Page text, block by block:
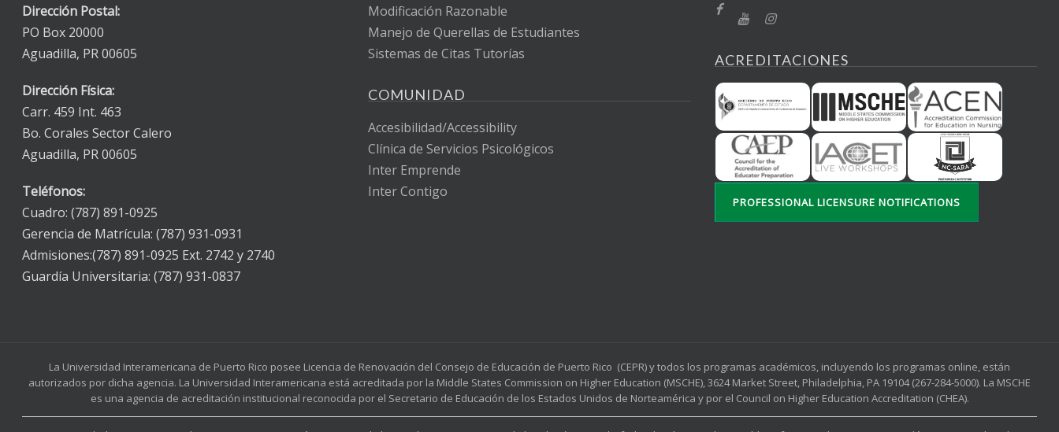
Dirección Postal:
PO Box 20000
Aguadilla, PR 00605
Dirección Física:
Carr. 459 Int. 463
Bo. Corales Sector Calero
Aguadilla, PR 00605
Teléfonos:
Cuadro: (787) 891-0925
Gerencia de Matrícula: (787) 931-0931
Admisiones:(787) 891-0925 Ext. 2742 y 2740
Guardía Universitaria: (787) 931-0837
Modificación Razonable
Manejo de Querellas de Estudiantes
Sistemas de Citas Tutorías
COMUNIDAD
Accesibilidad/Accessibility
Clínica de Servicios Psicológicos
Inter Emprende
Inter Contigo
ACREDITACIONES
PROFESSIONAL LICENSURE NOTIFICATIONS
La Universidad Interamericana de Puerto Rico posee Licencia de Renovación del Consejo de Educación de Puerto Rico (CEPR) y todos los programas académicos, incluyendo los programas online, están
autorizados por dicha agencia. La Universidad Interamericana está acreditada por la Middle States Commission on Higher Education (MSCHE), 3624 Market Street, Philadelphia, PA 19104 (267-284-5000). La MSCHE
es una agencia de acreditación institucional reconocida por el Secretario de Educación de los Estados Unidos de Norteamérica y por el Council on Higher Education Accreditation (CHEA).